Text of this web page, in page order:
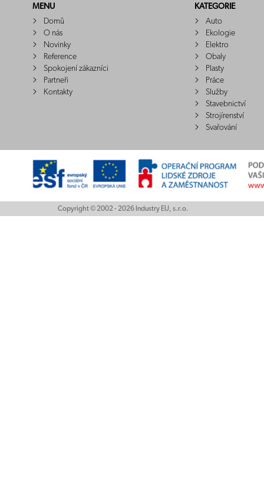
MENU
Domů
O nás
Novinky
Reference
Spokojení zákazníci
Partneři
Kontakty
KATEGORIE
Auto
Ekologie
Elektro
Obaly
Plasty
Práce
Služby
Stavebnictví
Strojírenství
Svařování
Copyright © 2002 - 2026 Industry EU, s.r.o.